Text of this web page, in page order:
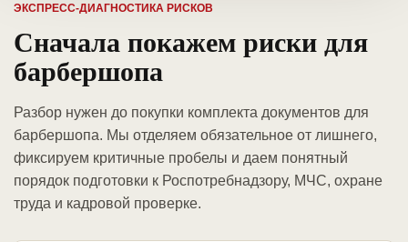
ЭКСПРЕСС-ДИАГНОСТИКА РИСКОВ
Сначала покажем риски для
барбершопа
Разбор нужен до покупки комплекта документов для
барбершопа. Мы отделяем обязательное от лишнего,
фиксируем критичные пробелы и даем понятный
порядок подготовки к Роспотребнадзору, МЧС, охране
труда и кадровой проверке.